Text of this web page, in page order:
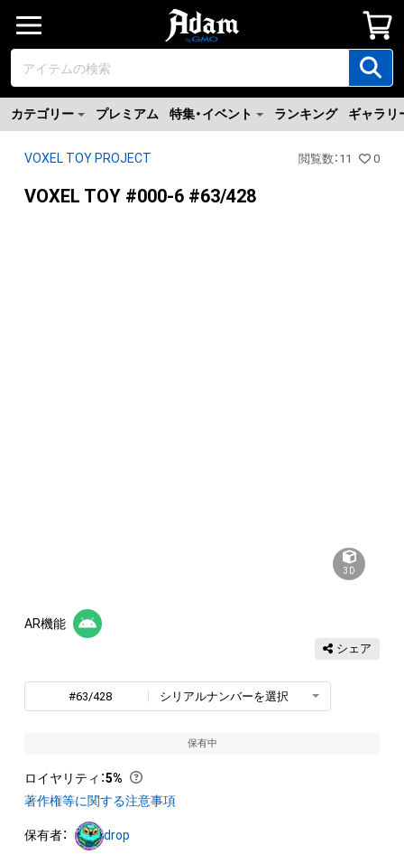
カテゴリー プレミアム 特集・イベント ランキング ギャラリ
VOXEL TOY PROJECT 閲覧数 ： 11 0
VOXEL TOY #000-6 #63/428
3D
AR機能
シェア
#63/428 シリアルナンバーを選択
保有中
ロイヤリティ ：5%
著作権等に関する注意事項
保有者： drop